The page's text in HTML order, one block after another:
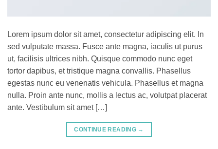
Lorem ipsum dolor sit amet, consectetur adipiscing elit. In
sed vulputate massa. Fusce ante magna, iaculis ut purus
ut, facilisis ultrices nibh. Quisque commodo nunc eget
tortor dapibus, et tristique magna convallis. Phasellus
egestas nunc eu venenatis vehicula. Phasellus et magna
nulla. Proin ante nunc, mollis a lectus ac, volutpat placerat
ante. Vestibulum sit amet […]
CONTINUE READING →